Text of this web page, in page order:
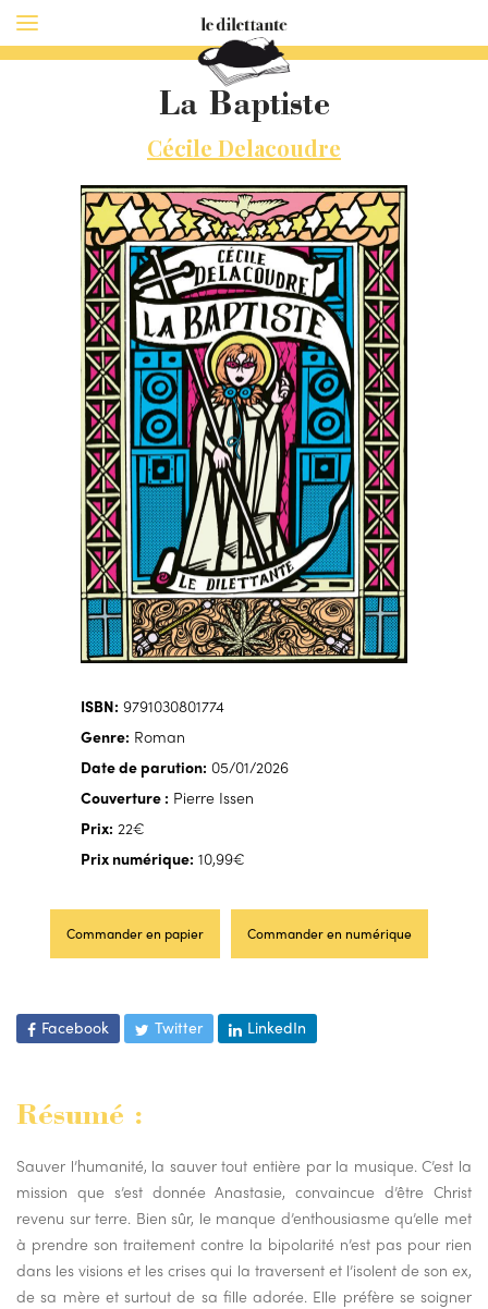
La Baptiste
Cécile Delacoudre
ISBN: 9791030801774
Genre: Roman
Date de parution: 05/01/2026
Couverture : Pierre Issen
Prix: 22€
Prix numérique: 10,99€
Commander en papier Commander en numérique
Facebook Twitter LinkedIn
Résumé :
Sauver l’humanité, la sauver tout entière par la musique. C’est la
mission que s’est donnée Anastasie, convaincue d’être Christ
revenu sur terre. Bien sûr, le manque d’enthousiasme qu’elle met
à prendre son traitement contre la bipolarité n’est pas pour rien
dans les visions et les crises qui la traversent et l’isolent de son ex,
de sa mère et surtout de sa fille adorée. Elle préfère se soigner